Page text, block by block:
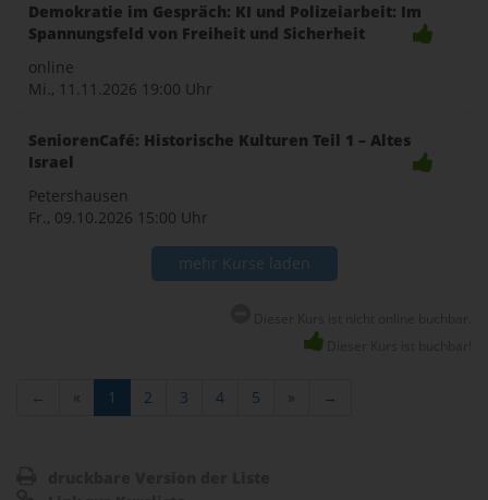
Demokratie im Gespräch: KI und Polizeiarbeit: Im
Spannungsfeld von Freiheit und Sicherheit
online
Mi., 11.11.2026 19:00 Uhr
SeniorenCafé: Historische Kulturen Teil 1 – Altes
Israel
Petershausen
Fr., 09.10.2026 15:00 Uhr
mehr Kurse laden
← « 1 2 3 4 5 » →